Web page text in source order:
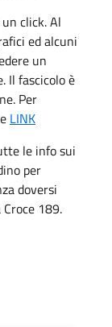
click. Al
ed alcuni
un
Il fascicolo è
Per
LINK
le info sui
per
doversi
189.